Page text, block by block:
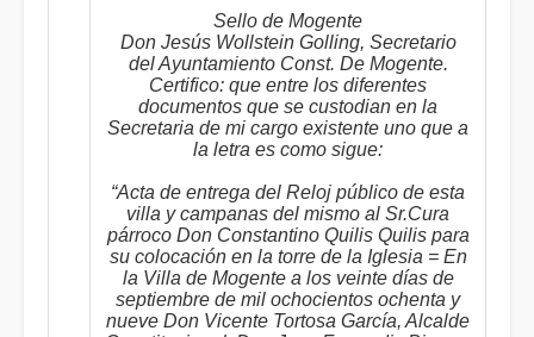
Sello de Mogente
Don Jesús Wollstein Golling, Secretario
del Ayuntamiento Const. De Mogente.
Certifico: que entre los diferentes
documentos que se custodian en la
Secretaria de mi cargo existente uno que a
la letra es como sigue:
“Acta de entrega del Reloj público de esta
villa y campanas del mismo al Sr.Cura
párroco Don Constantino Quilis Quilis para
su colocación en la torre de la Iglesia = En
la Villa de Mogente a los veinte días de
septiembre de mil ochocientos ochenta y
nueve Don Vicente Tortosa García, Alcalde